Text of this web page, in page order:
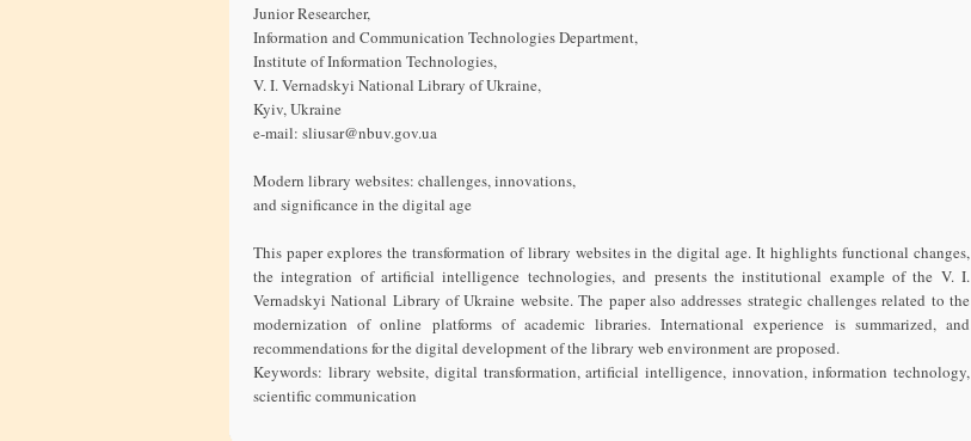
Junior Researcher,
Information and Communication Technologies Department,
Institute of Information Technologies,
V. I. Vernadskyi National Library of Ukraine,
Kyiv, Ukraine
e-mail: sliusar@nbuv.gov.ua
Modern library websites: challenges, innovations,
and significance in the digital age
This paper explores the transformation of library websites in the digital age. It highlights functional changes,
the integration of artificial intelligence technologies, and presents the institutional example of the V. I.
Vernadskyі National Library of Ukraine website. The paper also addresses strategic challenges related to the
modernization of online platforms of academic libraries. International experience is summarized, and
recommendations for the digital development of the library web environment are proposed.
Keywords: library website, digital transformation, artificial intelligence, innovation, information technology,
scientific communication